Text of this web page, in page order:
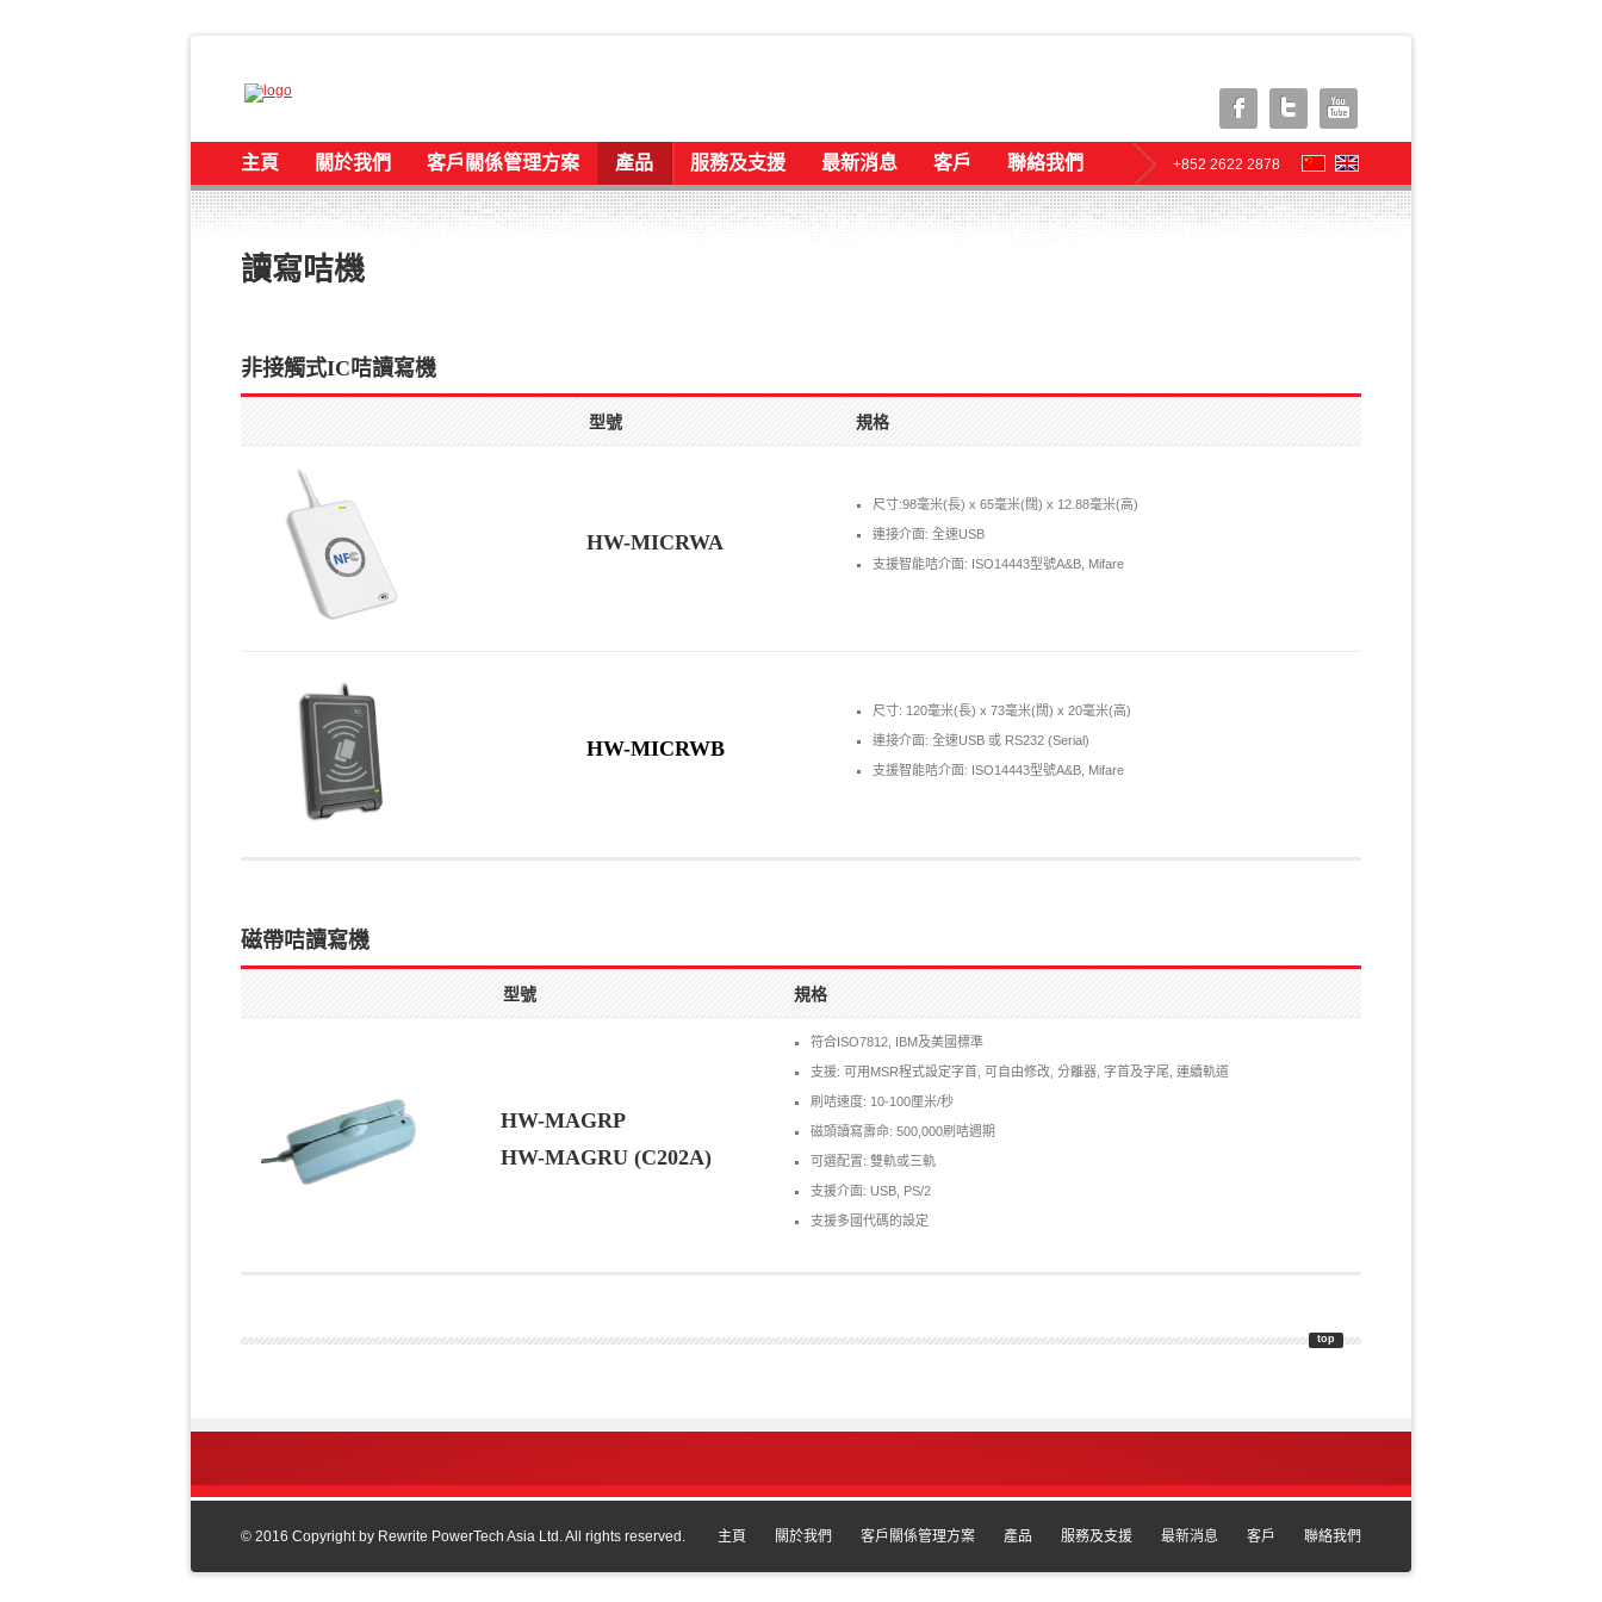
主頁 關於我們 客戶關係管理方案 產品 服務及支援 最新消息 客戶 聯絡我們 +852 2622 2878
讀寫咭機
非接觸式IC咭讀寫機
型號 規格
HW-MICRWA
尺寸:98毫米(長) x 65毫米(闊) x 12.88毫米(高)
連接介面: 全速USB
支援智能咭介面: ISO14443型號A&B, Mifare
HW-MICRWB
尺寸: 120毫米(長) x 73毫米(闊) x 20毫米(高)
連接介面: 全速USB 或 RS232 (Serial)
支援智能咭介面: ISO14443型號A&B, Mifare
磁帶咭讀寫機
型號 規格
HW-MAGRP
HW-MAGRU (C202A)
符合ISO7812, IBM及美國標準
支援: 可用MSR程式設定字首, 可自由修改, 分離器, 字首及字尾, 連續軌道
刷咭速度: 10-100厘米/秒
磁頭讀寫壽命: 500,000刷咭週期
可選配置: 雙軌或三軌
支援介面: USB, PS/2
支援多國代碼的設定
top
© 2016 Copyright by Rewrite PowerTech Asia Ltd. All rights reserved. 主頁 關於我們 客戶關係管理方案 產品 服務及支援 最新消息 客戶 聯絡我們